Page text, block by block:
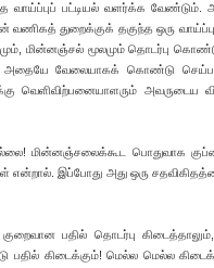
வாய்ப்புப் பட்டியல் வளர்க்க வேண்டும்.
துறைக்குக் தகுந்த ஒரு
மின்னஞ்சல் மூலமும் தொடர்பு
அதையே வேலையாகக் கொண்டு
வெளிவிற்பனையாளரும் அவருடைய
மின்னஞ்சலைக்கூட பொதுவாக
என்றால். இப்போது அது ஒரு
பதில் தொடர்பு கிடைத்தாலும்,
பதில் கிடைக்கும்! மெல்ல மெல்ல